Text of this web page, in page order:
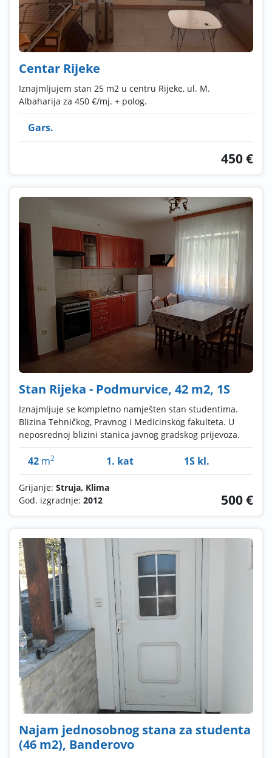
Centar Rijeke
Iznajmljujem stan 25 m2 u centru Rijeke, ul. M.
Albaharija za 450 €/mj. + polog.
Gars.
450 €
Stan Rijeka - Podmurvice, 42 m2, 1S
Iznajmljuje se kompletno namješten stan studentima.
Blizina Tehničkog, Pravnog i Medicinskog fakulteta. U
neposrednoj blizini stanica javnog gradskog prijevoza.
42 m2 1. kat 1S kl.
Grijanje: Struja, Klima
God. izgradnje: 2012 500 €
Najam jednosobnog stana za studenta
(46 m2), Banderovo